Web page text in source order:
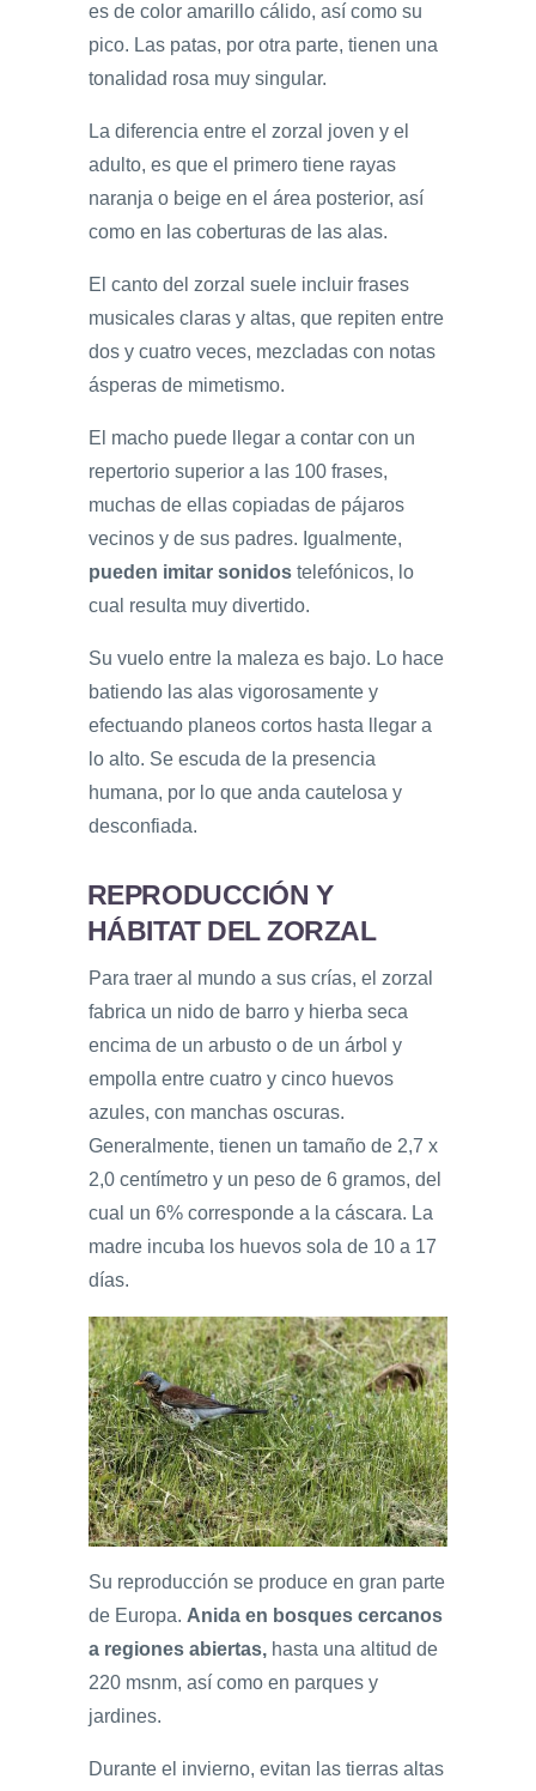
es de color amarillo cálido, así como su
pico. Las patas, por otra parte, tienen una
tonalidad rosa muy singular.
La diferencia entre el zorzal joven y el
adulto, es que el primero tiene rayas
naranja o beige en el área posterior, así
como en las coberturas de las alas.
El canto del zorzal suele incluir frases
musicales claras y altas, que repiten entre
dos y cuatro veces, mezcladas con notas
ásperas de mimetismo.
El macho puede llegar a contar con un
repertorio superior a las 100 frases,
muchas de ellas copiadas de pájaros
vecinos y de sus padres. Igualmente,
pueden imitar sonidos telefónicos, lo
cual resulta muy divertido.
Su vuelo entre la maleza es bajo. Lo hace
batiendo las alas vigorosamente y
efectuando planeos cortos hasta llegar a
lo alto. Se escuda de la presencia
humana, por lo que anda cautelosa y
desconfiada.
REPRODUCCIÓN Y
HÁBITAT DEL ZORZAL
Para traer al mundo a sus crías, el zorzal
fabrica un nido de barro y hierba seca
encima de un arbusto o de un árbol y
empolla entre cuatro y cinco huevos
azules, con manchas oscuras.
Generalmente, tienen un tamaño de 2,7 x
2,0 centímetro y un peso de 6 gramos, del
cual un 6% corresponde a la cáscara. La
madre incuba los huevos sola de 10 a 17
días.
Su reproducción se produce en gran parte
de Europa. Anida en bosques cercanos
a regiones abiertas, hasta una altitud de
220 msnm, así como en parques y
jardines.
Durante el invierno, evitan las tierras altas